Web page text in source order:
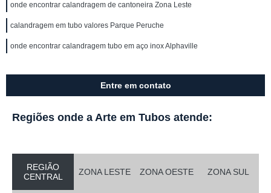
onde encontrar calandragem de cantoneira Zona Leste
calandragem em tubo valores Parque Peruche
onde encontrar calandragem tubo em aço inox Alphaville
Entre em contato
Regiões onde a Arte em Tubos atende:
REGIÃO
CENTRAL
ZONA LESTE ZONA OESTE ZONA SUL